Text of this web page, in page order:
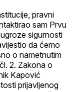
pravni
sam Prvu
sigurnosti
da ćemo
o nametnutim
2. Zakona o
Kapović
prijavljenog